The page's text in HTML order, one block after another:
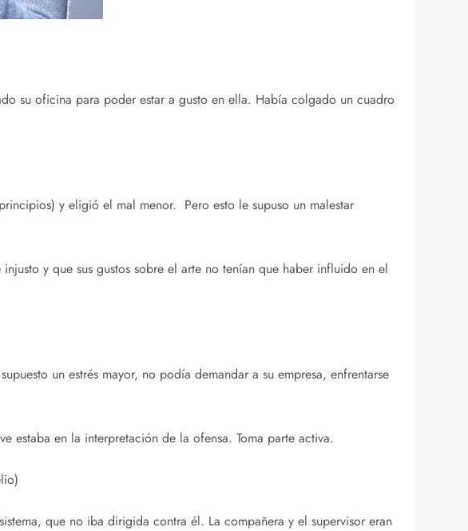
su oficina para poder estar a gusto en ella. Había colgado un cuadro
y eligió el mal menor. Pero esto le supuso un malestar
y que sus gustos sobre el arte no tenían que haber influido en el
un estrés mayor, no podía demandar a su empresa, enfrentarse
estaba en la interpretación de la ofensa. Toma parte activa.
que no iba dirigida contra él. La compañera y el supervisor eran